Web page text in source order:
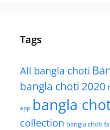
Tags
All bangla choti
bangla choti 2020
app bangla
collection bangla choti